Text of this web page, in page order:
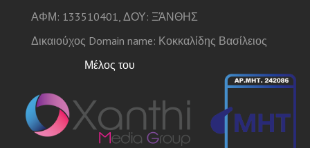
ΑΦΜ: 133510401, ΔΟΥ: ΞΆΝΘΗΣ
Δικαιούχος Domain name: Κοκκαλίδης Βασίλειος
Μέλος του